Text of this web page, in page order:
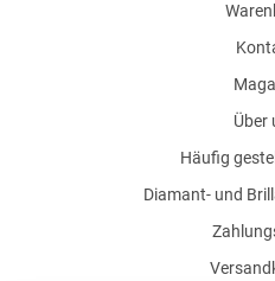
Über
Häufig
Diamant- und